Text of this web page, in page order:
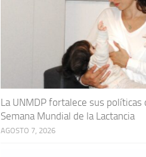
La UNMDP fortalece sus políticas
Semana Mundial de la Lactancia
AGOSTO 7, 2026